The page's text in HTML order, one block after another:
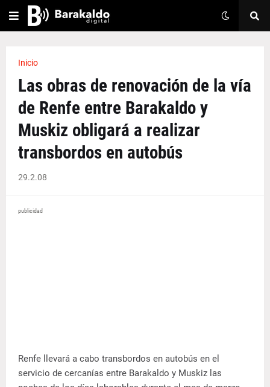
Inicio
Las obras de renovación de la vía
de Renfe entre Barakaldo y
Muskiz obligará a realizar
transbordos en autobús
29.2.08
publicidad
Renfe llevará a cabo transbordos en autobús en el
servicio de cercanías entre Barakaldo y Muskiz las